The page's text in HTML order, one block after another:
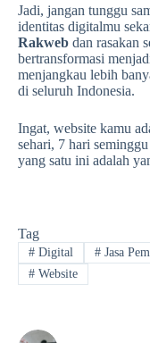
Jadi, jangan tunggu
identitas digitalmu
Rakweb dan rasakan
bertransformasi
menjangkau lebih
di seluruh Indonesia.
Ingat, website kamu
sehari, 7 hari
yang satu ini adalah
Tag
#Digital #Jasa
#Website